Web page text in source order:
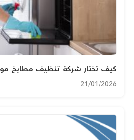
كيف تختار شركة تنظيف مطابخ
21/01/2026